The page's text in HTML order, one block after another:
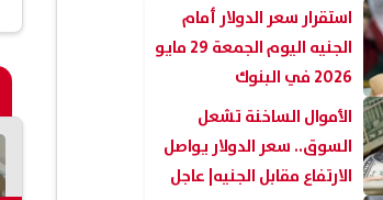
استقرار سعر الدولار أمام
الجنيه اليوم الجمعة 29 مايو
2026 في البنوك
الأموال الساخنة تشعل
السوق.. سعر الدولار يواصل
الارتفاع مقابل الجنيه| عاجل